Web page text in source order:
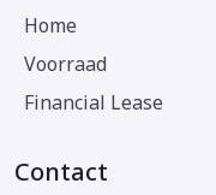
Home
Voorraad
Financial Lease
Contact